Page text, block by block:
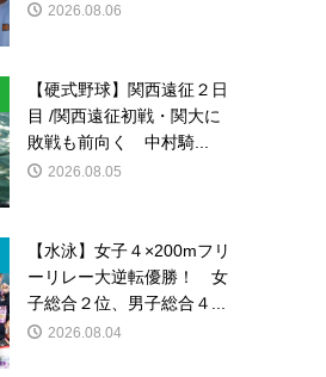
2026.08.06
【硬式野球】関西遠征２日
目 /関西遠征初戦・関大に
敗戦も前向く 中村騎...
2026.08.05
【水泳】女子４×200mフリ
ーリレー大逆転優勝！ 女
子総合２位、男子総合４...
2026.08.04